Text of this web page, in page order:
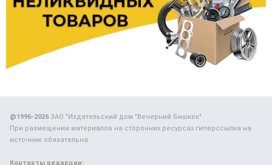
@1996-2026ЗАО "Издательский дом "Вечерний Бишкек"
При размещении материалов на сторонних ресурсах гиперссылка на
источник обязательна.
Контакты редакции: